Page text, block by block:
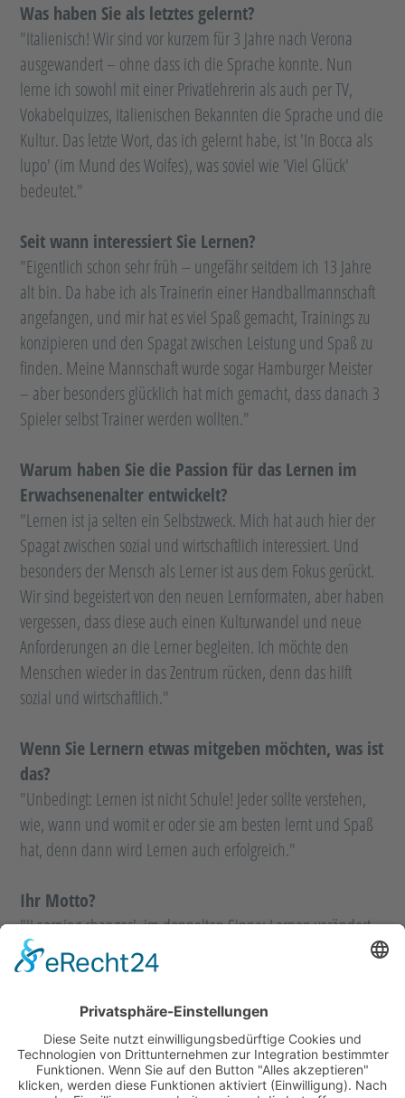
Was haben Sie als letztes gelernt?
"Italienisch! Wir sind vor kurzem für 3 Jahre nach Verona
ausgewandert – ohne dass ich die Sprache konnte. Nun
lerne ich sowohl mit einer Privatlehrerin als auch per TV,
Vokabelquizzes, Italienischen Bekannten die Sprache und die
Kultur. Das letzte Wort, das ich gelernt habe, ist 'In Bocca als
lupo' (im Mund des Wolfes), was soviel wie 'Viel Glück'
bedeutet."
Seit wann interessiert Sie Lernen?
"Eigentlich schon sehr früh – ungefähr seitdem ich 13 Jahre
alt bin. Da habe ich als Trainerin einer Handballmannschaft
angefangen, und mir hat es viel Spaß gemacht, Trainings zu
konzipieren und den Spagat zwischen Leistung und Spaß zu
finden. Meine Mannschaft wurde sogar Hamburger Meister
– aber besonders glücklich hat mich gemacht, dass danach 3
Spieler selbst Trainer werden wollten."
Warum haben Sie die Passion für das Lernen im
Erwachsenenalter entwickelt?
"Lernen ist ja selten ein Selbstzweck. Mich hat auch hier der
Spagat zwischen sozial und wirtschaftlich interessiert. Und
besonders der Mensch als Lerner ist aus dem Fokus gerückt.
Wir sind begeistert von den neuen Lernformaten, aber haben
vergessen, dass diese auch einen Kulturwandel und neue
Anforderungen an die Lerner begleiten. Ich möchte den
Menschen wieder in das Zentrum rücken, denn das hilft
sozial und wirtschaftlich."
Wenn Sie Lernern etwas mitgeben möchten, was ist
das?
"Unbedingt: Lernen ist nicht Schule! Jeder sollte verstehen,
wie, wann und womit er oder sie am besten lernt und Spaß
hat, denn dann wird Lernen auch erfolgreich."
Ihr Motto?
"'Learning changes', im doppelten Sinne: Lernen verändert
sich und durch das Lernen verändern wir uns."
Über die Lernonauten